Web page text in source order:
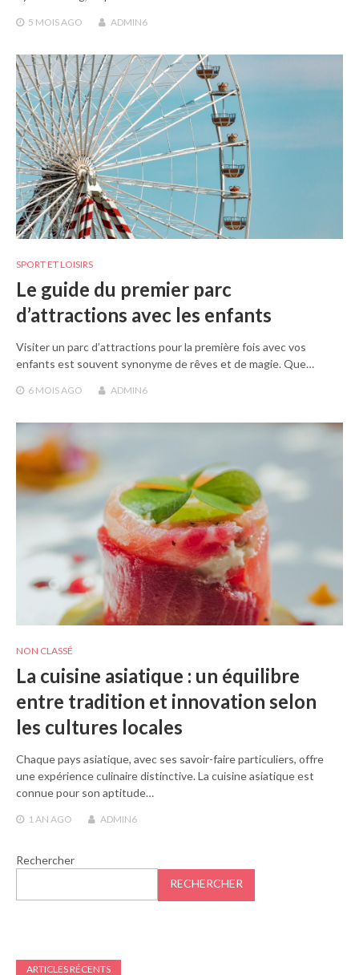
5 MOISAGO ADMIN6
SPORT ET LOISIRS
Le guide du premier parc
d’attractions avec les enfants
Visiter un parc d’attractions pour la première fois avec vos
enfants est souvent synonyme de rêves et de magie. Que…
6 MOISAGO ADMIN6
NON CLASSÉ
La cuisine asiatique : un équilibre
entre tradition et innovation selon
les cultures locales
Chaque pays asiatique, avec ses savoir-faire particuliers, offre
une expérience culinaire distinctive. La cuisine asiatique est
connue pour son aptitude…
1 AN AGO ADMIN6
Rechercher
RECHERCHER
ARTICLES RÉCENTS